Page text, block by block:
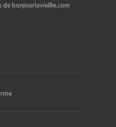
de bonjourlavieille.com